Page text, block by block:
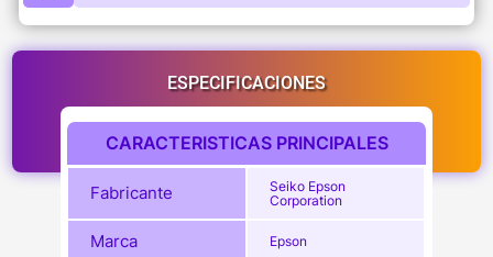
ESPECIFICACIONES
CARACTERISTICAS PRINCIPALES
Fabricante
Seiko Epson
Corporation
Marca Epson